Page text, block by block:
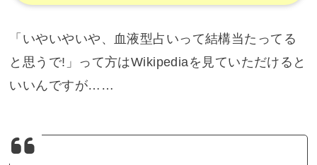
「いやいやいや、血液型占いって結構当たってる
と思うで!」って方はWikipediaを見ていただけると
いいんですが……